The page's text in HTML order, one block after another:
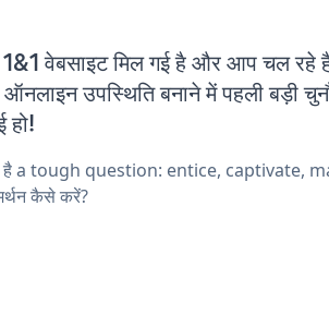
वेबसाइट मिल गई है और आप चल रहे
उपस्थिति बनाने में पहली बड़ी
हो!
है a tough question: entice, captivate,
कैसे करें?